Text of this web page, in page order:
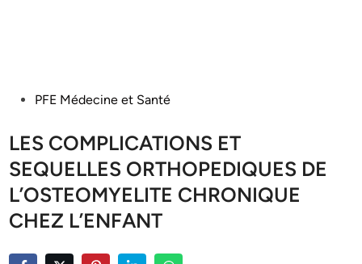
PostedPFE Médecine et Santé
LES COMPLICATIONS ET
SEQUELLES ORTHOPEDIQUES DE
L’OSTEOMYELITE CHRONIQUE
CHEZ L’ENFANT